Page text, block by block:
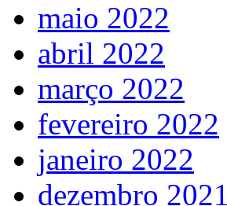
maio 2022
abril 2022
março 2022
fevereiro 2022
janeiro 2022
dezembro 2021